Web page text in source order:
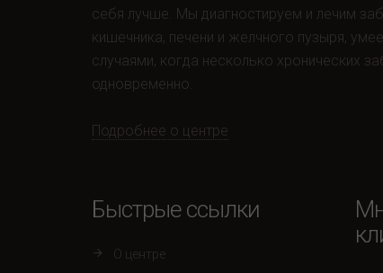
себя лучше. Мы диагностируем и лечим
кишечника, печени и желчного пузыря,
случаями, когда несколько хронических
одновременно.
Подробнее о центре
Быстрые ссылки
О центре